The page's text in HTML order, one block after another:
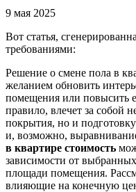
9 мая 2025
Вот статья,
требованиями:
Решение о смене пола в
желанием обновить
помещения или повысить
правило, влечет за собой
покрытия, но и
и, возможно,
в квартире стоимость
зависимости от
площади помещения.
влияющие на конечную